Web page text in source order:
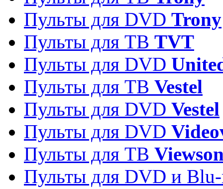
Пульты для DVD Trony
Пульты для ТВ TVT
Пульты для DVD
Пульты для ТВ Vestel
Пульты для DVD Vestel
Пульты для DVD
Пульты для ТВ
Пульты для DVD и